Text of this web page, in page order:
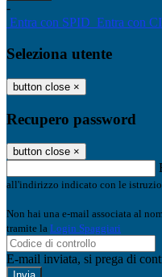
-
Entra con SPID Entra con
Seleziona utente
button close ×
Recupero password
button close ×
all'indirizzo indicato con le
Non hai una e-mail associata al
tramite la Login Spaggiari
E-mail inviata, si prega di